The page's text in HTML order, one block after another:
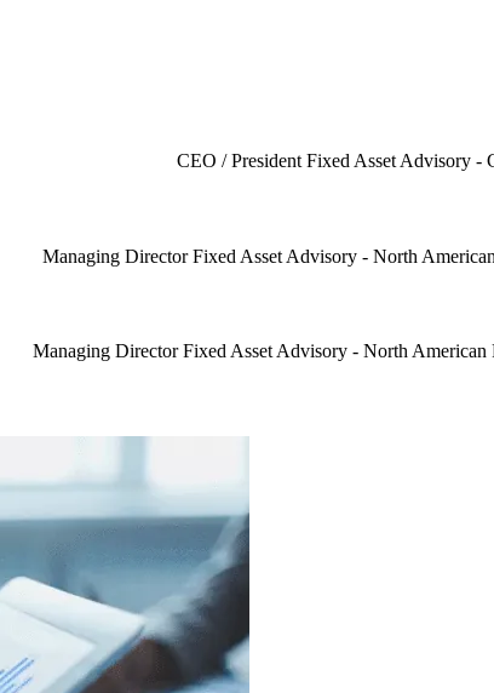
CEO / President Fixed Asset Advisory
Managing Director Fixed Asset Advisory - North
Managing Director Fixed Asset Advisory - North